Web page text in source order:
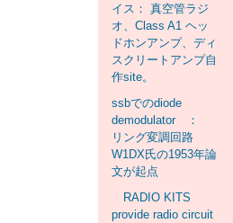
イス： 真空管ラジ
オ、Class A1 ヘッ
ドホンアンプ、ディ
スクリートアンプ自
作site。
ssbでのdiode
demodulator ：
リング変調回路
W1DX氏の1953年論
文が起点
RADIO KITS
provide radio circuit